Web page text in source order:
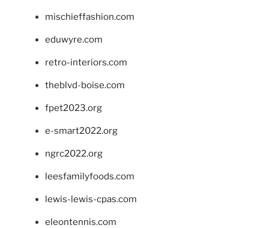
mischieffashion.com
eduwyre.com
retro-interiors.com
theblvd-boise.com
fpet2023.org
e-smart2022.org
ngrc2022.org
leesfamilyfoods.com
lewis-lewis-cpas.com
eleontennis.com